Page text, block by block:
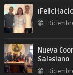
Nueva
Salesiano